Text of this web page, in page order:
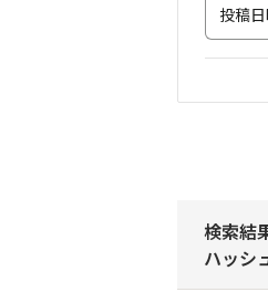
投稿
検索結
ハッシ